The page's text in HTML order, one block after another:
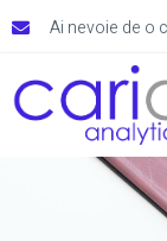
Ai nevoie de o